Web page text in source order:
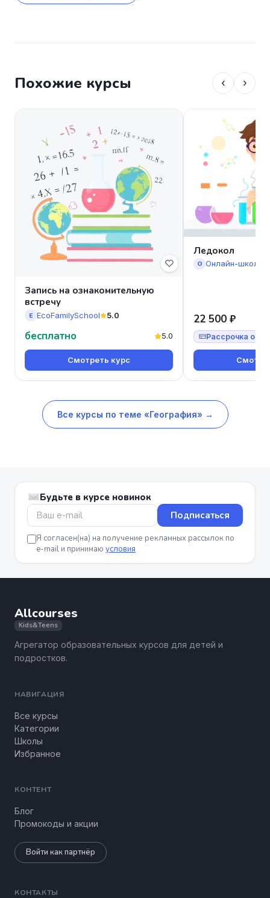
Похожие курсы ‹ ›
Запись на ознакомительную
встречу
E EcoFamilySchool 5.0
бесплатно 5.0
Смотреть курс
Ледокол
О Онлайн-школа
22 500 ₽
Рассрочка от
Все курсы по теме «География» →
Будьте в курсе новинок
Подписаться
Я согласен(на) на получение рекламных рассылок по
e-mail и принимаю условия
Allcourses
Kids&Teens
Агрегатор образовательных курсов для детей и
подростков.
НАВИГАЦИЯ
Все курсы
Категории
Школы
Избранное
КОНТЕНТ
Блог
Промокоды и акции
Войти как партнёр
КОНТАКТЫ